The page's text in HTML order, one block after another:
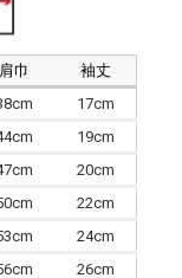
肩巾
袖丈
17cm
19cm
20cm
22cm
24cm
26cm